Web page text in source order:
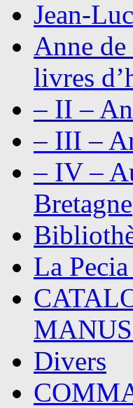
Jean-
Anne
livres
– II –
– III –
– IV –
Bretagne
La
Divers